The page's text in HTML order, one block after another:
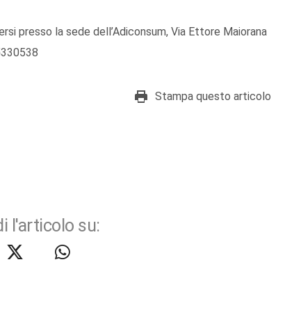
presso la sede dell’Adiconsum, Via Ettore Maiorana
Stampa questo articolo
l'articolo su: